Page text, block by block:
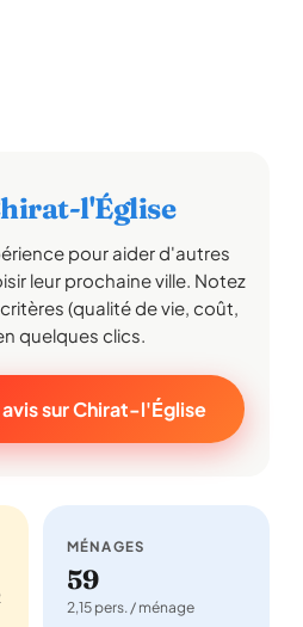
l'Église
pour aider d'autres
leur prochaine ville. Notez
(qualité de vie, coût,
quelques clics.
sur Chirat-l'Église
MÉNAGES
59
2,15 pers. / ménage